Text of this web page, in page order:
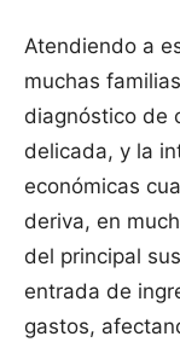
Atendiendo a
muchas
diagnóstico de
delicada, y la
económicas
deriva, en
del principal
entrada de
gastos,